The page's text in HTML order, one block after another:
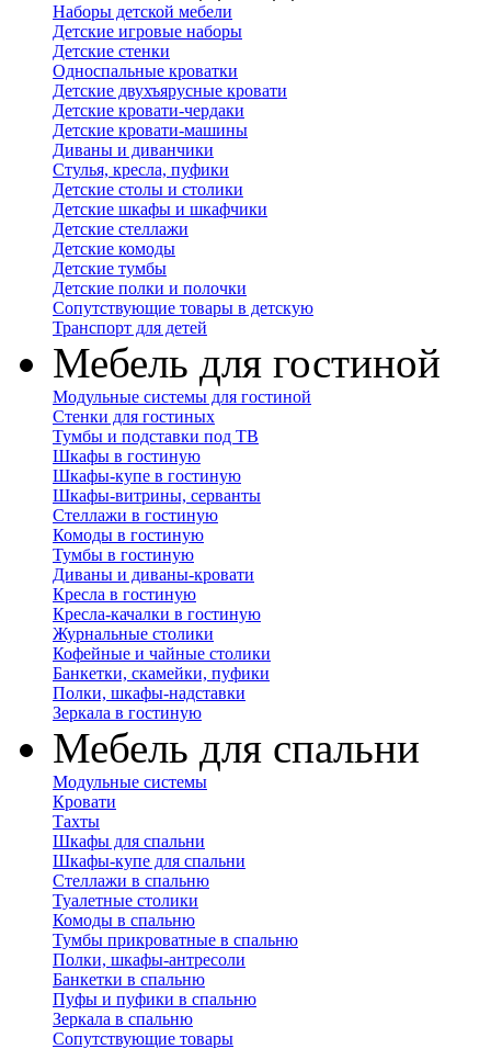
Наборы детской мебели
Детские игровые наборы
Детские стенки
Односпальные кроватки
Детские двухъярусные кровати
Детские кровати-чердаки
Детские кровати-машины
Диваны и диванчики
Стулья, кресла, пуфики
Детские столы и столики
Детские шкафы и шкафчики
Детские стеллажи
Детские комоды
Детские тумбы
Детские полки и полочки
Сопутствующие товары в детскую
Транспорт для детей
Мебель для гостиной
Модульные системы для гостиной
Стенки для гостиных
Тумбы и подставки под ТВ
Шкафы в гостиную
Шкафы-купе в гостиную
Шкафы-витрины, серванты
Стеллажи в гостиную
Комоды в гостиную
Тумбы в гостиную
Диваны и диваны-кровати
Кресла в гостиную
Кресла-качалки в гостиную
Журнальные столики
Кофейные и чайные столики
Банкетки, скамейки, пуфики
Полки, шкафы-надставки
Зеркала в гостиную
Мебель для спальни
Модульные системы
Кровати
Тахты
Шкафы для спальни
Шкафы-купе для спальни
Стеллажи в спальню
Туалетные столики
Комоды в спальню
Тумбы прикроватные в спальню
Полки, шкафы-антресоли
Банкетки в спальню
Пуфы и пуфики в спальню
Зеркала в спальню
Сопутствующие товары